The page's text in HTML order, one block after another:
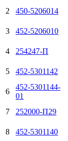
2
450-5206014
3
452-5206010
4
254247-П
5
452-5301142
6
452-5301144-
01
7
252000-П29
8
452-5301140